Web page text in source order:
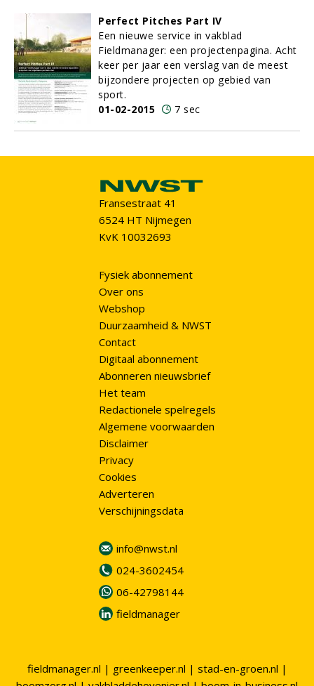
Perfect Pitches Part IV
Een nieuwe service in vakblad
Fieldmanager: een projectenpagina. Acht
keer per jaar een verslag van de meest
bijzondere projecten op gebied van
sport.
01-02-2015
7 sec
Fransestraat 41
6524 HT Nijmegen
KvK 10032693
Fysiek abonnement
Over ons
Webshop
Duurzaamheid & NWST
Contact
Digitaal abonnement
Abonneren nieuwsbrief
Het team
Redactionele spelregels
Algemene voorwaarden
Disclaimer
Privacy
Cookies
Adverteren
Verschijningsdata
info@nwst.nl
024-3602454
06-42798144
fieldmanager
fieldmanager.nl | greenkeeper.nl | stad-en-groen.nl |